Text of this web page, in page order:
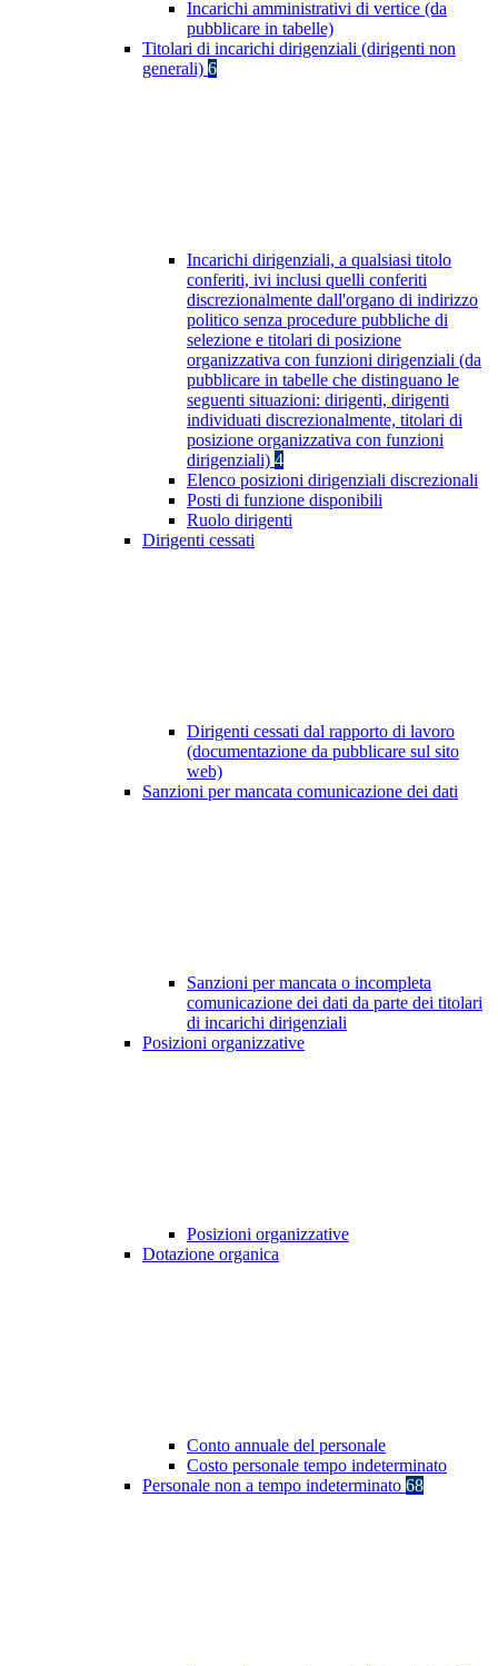
Incarichi amministrativi di vertice (da
pubblicare in tabelle)
Titolari di incarichi dirigenziali (dirigenti non
generali) 6
Incarichi dirigenziali, a qualsiasi titolo
conferiti, ivi inclusi quelli conferiti
discrezionalmente dall'organo di indirizzo
politico senza procedure pubbliche di
selezione e titolari di posizione
organizzativa con funzioni dirigenziali (da
pubblicare in tabelle che distinguano le
seguenti situazioni: dirigenti, dirigenti
individuati discrezionalmente, titolari di
posizione organizzativa con funzioni
dirigenziali) 4
Elenco posizioni dirigenziali discrezionali
Posti di funzione disponibili
Ruolo dirigenti
Dirigenti cessati
Dirigenti cessati dal rapporto di lavoro
(documentazione da pubblicare sul sito
web)
Sanzioni per mancata comunicazione dei dati
Sanzioni per mancata o incompleta
comunicazione dei dati da parte dei titolari
di incarichi dirigenziali
Posizioni organizzative
Posizioni organizzative
Dotazione organica
Conto annuale del personale
Costo personale tempo indeterminato
Personale non a tempo indeterminato 68